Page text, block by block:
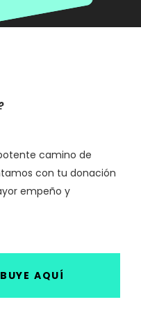
camino de
con tu donación
empeño y
AQUÍ